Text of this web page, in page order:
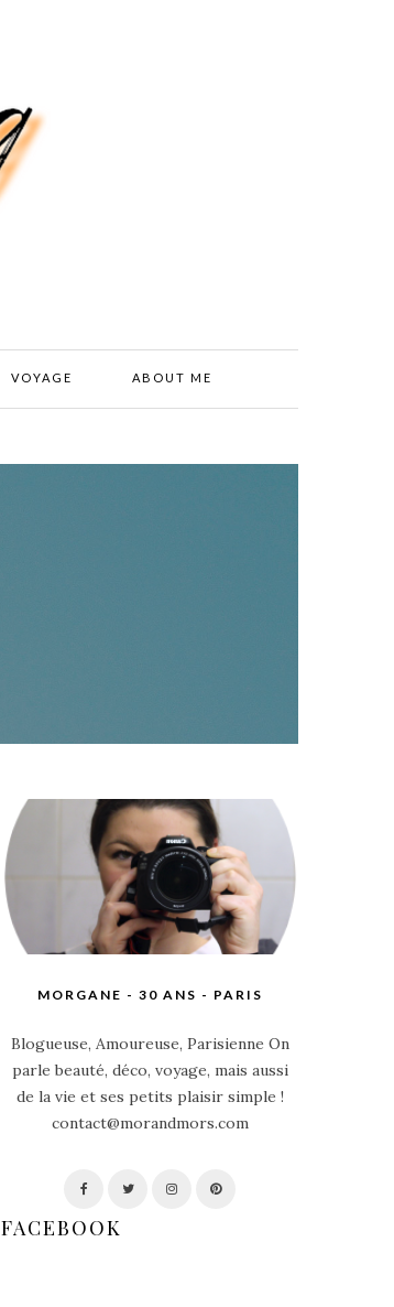
VOYAGE ABOUT ME
MORGANE - 30 ANS - PARIS
Blogueuse, Amoureuse, Parisienne On
parle beauté, déco, voyage, mais aussi
de la vie et ses petits plaisir simple !
contact@morandmors.com
FACEBOOK